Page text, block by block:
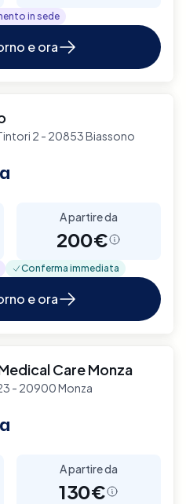
in sede
e ora
2 - 20853 Biassono
A partire da
200€
Conferma immediata
e ora
Care Monza
- 20900 Monza
A partire da
130€